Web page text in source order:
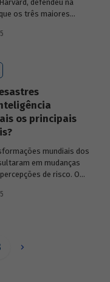
defendeu na
os três maiores
média e redução da
Conheça seus
os principais
mundiais dos
em mudanças
de risco. O
de curto e longo